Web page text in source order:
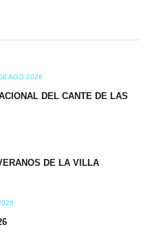
AGO 2026
DEL CANTE DE LAS
DE LA VILLA